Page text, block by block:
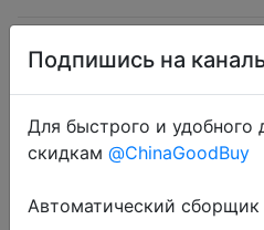
Coins
Подпишись на
Для быстрого и удобного
скидкам @ChinaGoodBuy
Автоматический сборщик